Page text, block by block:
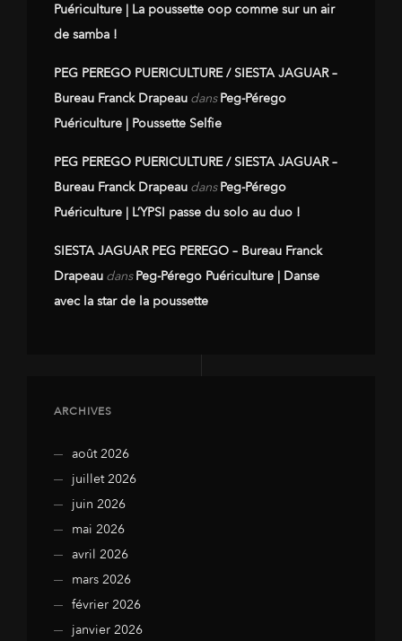
Puériculture | La poussette oop comme sur un air
de samba !
PEG PEREGO PUERICULTURE / SIESTA JAGUAR –
Bureau Franck Drapeau dansPeg-Pérego
Puériculture | Poussette Selfie
PEG PEREGO PUERICULTURE / SIESTA JAGUAR –
Bureau Franck Drapeau dansPeg-Pérego
Puériculture | L’YPSI passe du solo au duo !
SIESTA JAGUAR PEG PEREGO – Bureau Franck
Drapeau dansPeg-Pérego Puériculture | Danse
avec la star de la poussette
ARCHIVES
août 2026
juillet 2026
juin 2026
mai 2026
avril 2026
mars 2026
février 2026
janvier 2026